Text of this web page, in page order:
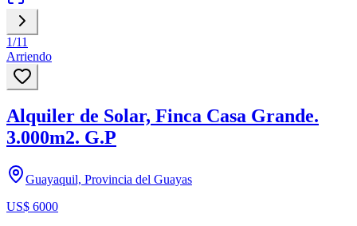
1/11
Arriendo
Alquiler de Solar, Finca Casa Grande.
3.000m2. G.P
Guayaquil, Provincia del Guayas
US$ 6000